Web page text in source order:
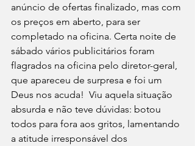
anúncio de ofertas finalizado, mas com
os preços em aberto, para ser
completado na oficina. Certa noite de
sábado vários publicitários foram
flagrados na oficina pelo diretor-geral,
que apareceu de surpresa e foi um
Deus nos acuda!  Viu aquela situação
absurda e não teve dúvidas: botou
todos para fora aos gritos, lamentando
a atitude irresponsável dos